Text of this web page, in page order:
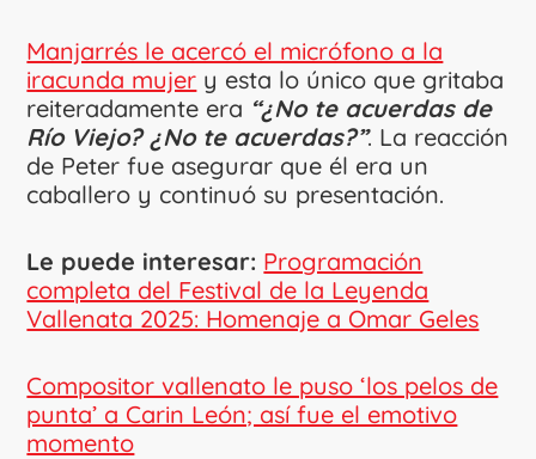
Manjarrés le acercó el micrófono a la
iracunda mujer y esta lo único que gritaba
reiteradamente era “¿No te acuerdas de
Río Viejo? ¿No te acuerdas?”. La reacción
de Peter fue asegurar que él era un
caballero y continuó su presentación.
Le puede interesar: Programación
completa del Festival de la Leyenda
Vallenata 2025: Homenaje a Omar Geles
Compositor vallenato le puso ‘los pelos de
punta’ a Carin León; así fue el emotivo
momento